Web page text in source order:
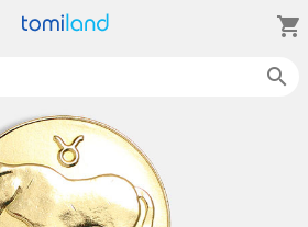
shopping_cart
